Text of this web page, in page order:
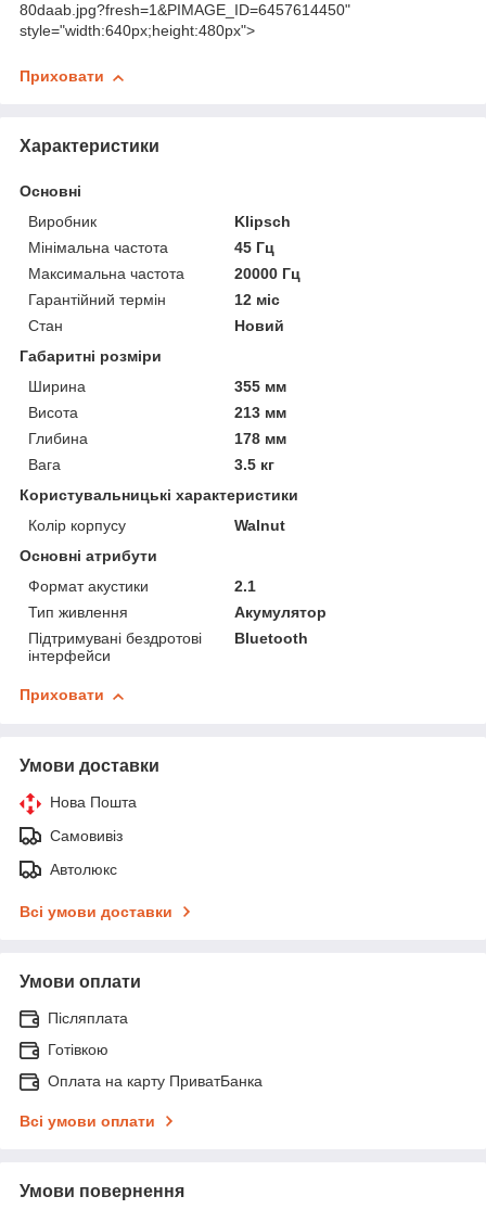
80daab.jpg?fresh=1&PIMAGE_ID=6457614450"
style="width:640px;height:480px">
Приховати
Характеристики
Основні
Виробник
Klipsch
Мінімальна частота
45 Гц
Максимальна частота
20000 Гц
Гарантійний термін
12 міс
Стан
Новий
Габаритні розміри
Ширина
355 мм
Висота
213 мм
Глибина
178 мм
Вага
3.5 кг
Користувальницькі характеристики
Колір корпусу
Walnut
Основні атрибути
Формат акустики
2.1
Тип живлення
Акумулятор
Підтримувані бездротові
інтерфейси
Bluetooth
Приховати
Умови доставки
Нова Пошта
Самовивіз
Автолюкс
Всі умови доставки
Умови оплати
Післяплата
Готівкою
Оплата на карту ПриватБанка
Всі умови оплати
Умови повернення